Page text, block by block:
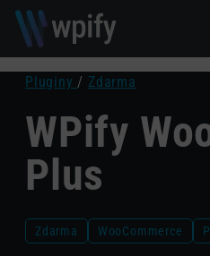
Pluginy / Zdarma
WPify
Plus
Zdarma WooCommerce